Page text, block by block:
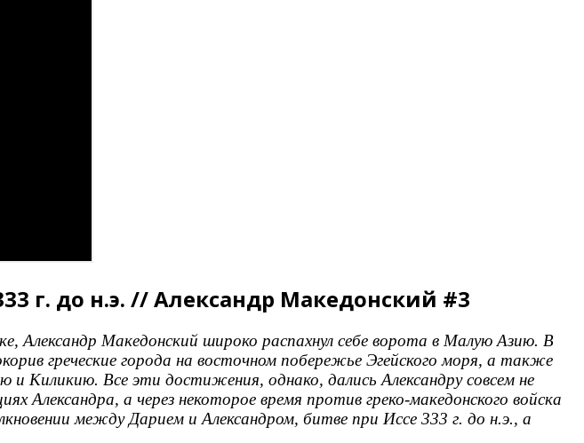
г. до н.э. // Александр Македонский #3
Александр Македонский широко распахнул себе ворота в Малую Азию. В
греческие города на восточном побережье Эгейского моря, а также
Киликию. Все эти достижения, однако, дались Александру совсем не
Александра, а через некоторое время против греко-македонского войска
между Дарием и Александром, битве при Иссе 333 г. до н.э., а